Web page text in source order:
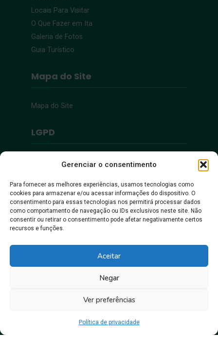
Gerenciar o consentimento
Para fornecer as melhores experiências, usamos tecnologias como
cookies para armazenar e/ou acessar informações do dispositivo. O
consentimento para essas tecnologias nos permitirá processar dados
como comportamento de navegação ou IDs exclusivos neste site. Não
consentir ou retirar o consentimento pode afetar negativamente certos
recursos e funções.
Aceitar
Negar
Ver preferências
Política de privacidade
Locais Para Visitar
O Que Fazer em Ita
Galeria de Fotos
Guia Turístico
Mapa do Site
Mapa do Site
LGPD
Política de Privacidade
Acessibilidade
Acessibilidade